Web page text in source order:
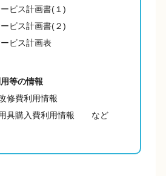
ビス計画書(１)
ビス計画書(２)
ビス計画表
等の情報
修費利用情報
具購入費利用情報 など